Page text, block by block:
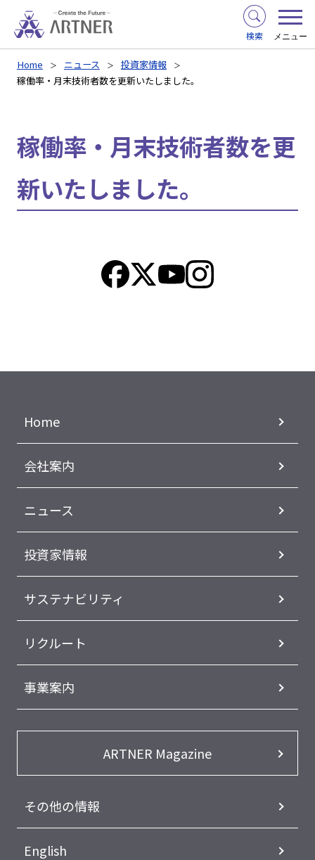
検索 メニュー
Home ニュース
投資家情報
稼働率・月末技術者数を更新いたしました。
稼働率・月末技術者数を更
新いたしました。
Home
会社案内
ニュース
投資家情報
サステナビリティ
リクルート
事業案内
ARTNER Magazine
その他の情報
English